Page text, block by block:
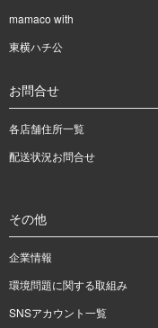
mamaco with
東横ハチ公
お問合せ
各店舗住所一覧
配送状況お問合せ
その他
企業情報
環境問題に関する取組み
SNSアカウント一覧